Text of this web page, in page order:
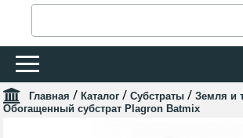
Главная / Каталог / Субстраты / Земля и
Обогащенный субстрат Plagron Batmix